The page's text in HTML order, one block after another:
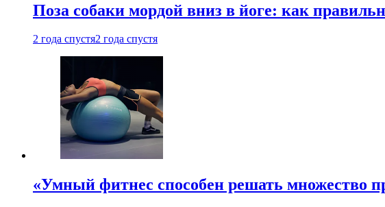
Поза собаки мордой вниз в йоге: как
2 года спустя2 года спустя
«Умный фитнес способен решать множество